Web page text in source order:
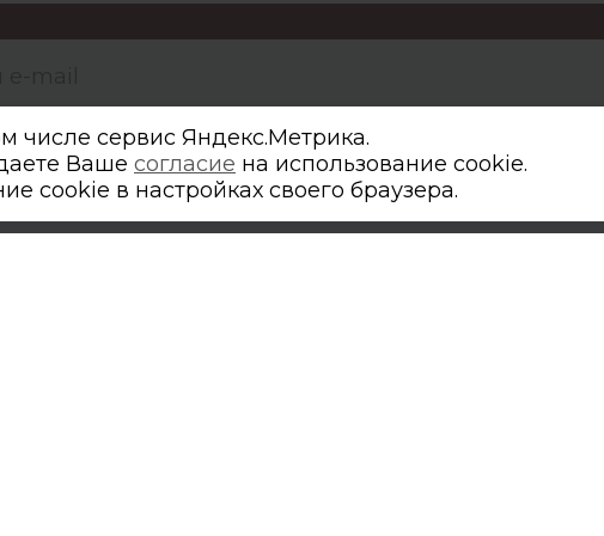
рассылку вы соглашаетесь сполитикой обработки
числе сервис Яндекс.Метрика.
Ваше согласие на использование cookie.
cookie в настройках своего браузера.